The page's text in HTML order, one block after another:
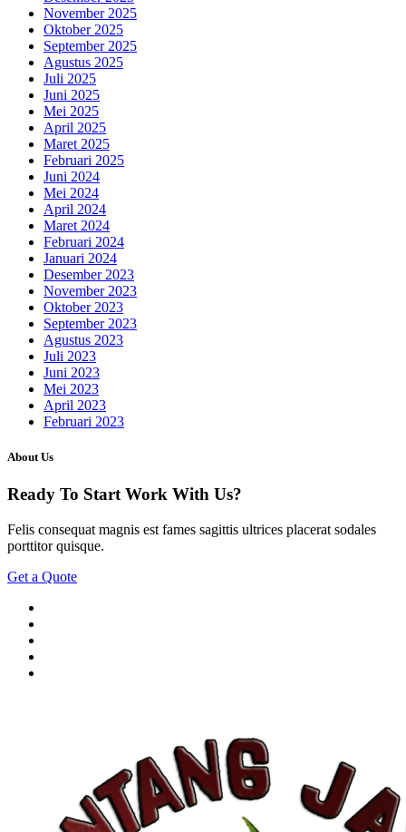
November 2025
Oktober 2025
September 2025
Agustus 2025
Juli 2025
Juni 2025
Mei 2025
April 2025
Maret 2025
Februari 2025
Juni 2024
Mei 2024
April 2024
Maret 2024
Februari 2024
Januari 2024
Desember 2023
November 2023
Oktober 2023
September 2023
Agustus 2023
Juli 2023
Juni 2023
Mei 2023
April 2023
Februari 2023
About Us
Ready To StartWork With Us?
Felis consequat magnis est fames sagittis ultrices placerat sodales
porttitor quisque.
Get a Quote